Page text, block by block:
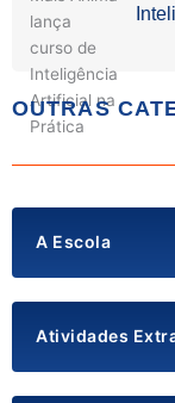
OUTRAS
A Escola
Atividades